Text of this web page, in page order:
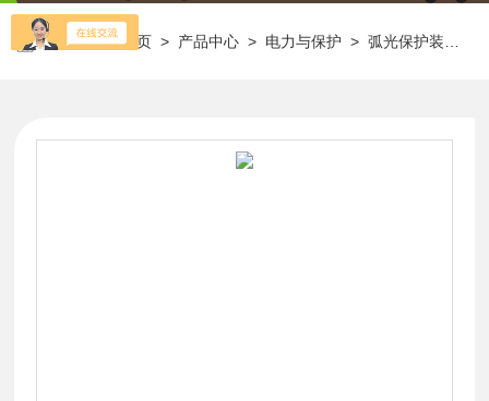
当前位置：首页 > 产品中心 > 电力与保护 >弧光保护装置